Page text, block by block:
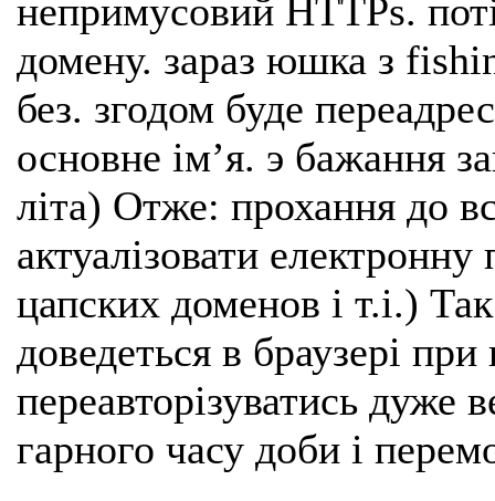
непримусовий HTTPs.
домену. зараз юшка з
без. згодом буде
основне імʼя. э бажання
літа) Отже: прохання до
актуалізовати
цапских доменов і т.і.)
доведеться в браузері
переавторізуватись
гарного часу доби і